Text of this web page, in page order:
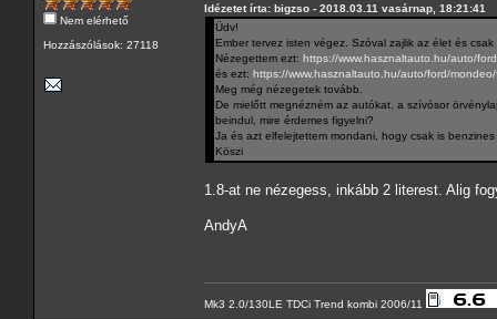
Nem elérhető
Hozzászólások: 27118
Idézetet írta: bigzso - 2018.03.11 vasárnap, 18:21:41
Üdv!
Ember tervez isten végez. Szóval zajlik az élet és
Nézegettem ezt: https://www.hasznaltauto.hu/auto/
és ezt: https://www.hasznaltauto.hu/auto/ford/
Meg még nézegetek tovább.
De mielőtt megnézném az autókat, a szívósor
beindul, mire érdemes figyelni?
Ja és azt elfelejtettem mondani, hogy csak is
Köszi
1.8-at ne nézegess, inkább 2 literest. Alig
AndyA
Mk3 2.0/130LE TDCi Trend kombi 2006/11